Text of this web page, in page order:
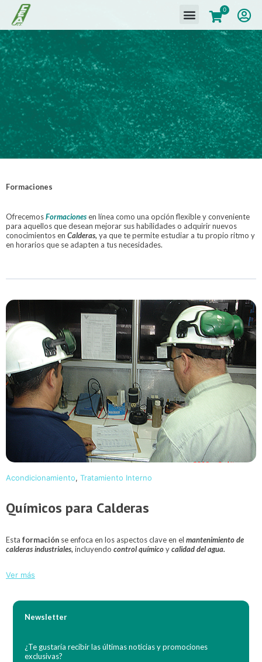
0
Formaciones
OfrecemosFormacionesen línea como una opción flexible y conveniente
para aquellos que desean mejorar sus habilidades o adquirir nuevos
conocimientos en Calderas, ya que te permite estudiar a tu propio ritmo y
en horarios que se adapten a tus necesidades.
Acondicionamiento, Tratamiento Interno
Químicos para Calderas
Esta formación se enfoca en los aspectos clave en el mantenimiento de
calderasindustriales, incluyendo control químicoycalidad del agua.
Ver más
Newsletter
¿Te gustaría recibir las últimas noticias y promociones
exclusivas?